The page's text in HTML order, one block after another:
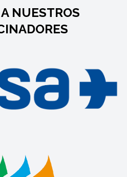
NUESTROS